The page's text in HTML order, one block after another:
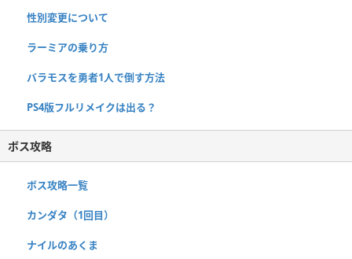
性別変更について
ラーミアの乗り方
バラモスを勇者1人で倒す方法
PS4版フルリメイクは出る？
ボス攻略
ボス攻略一覧
カンダタ（1回目）
ナイルのあくま